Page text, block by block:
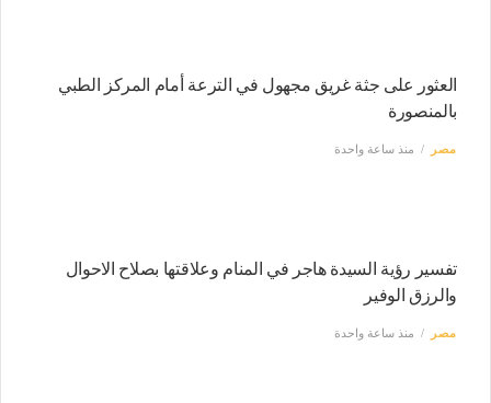
العثور على جثة غريق مجهول في الترعة أمام المركز الطبي
بالمنصورة
مصر منذ ساعة واحدة
تفسير رؤية السيدة هاجر في المنام وعلاقتها بصلاح الاحوال
والرزق الوفير
مصر منذ ساعة واحدة